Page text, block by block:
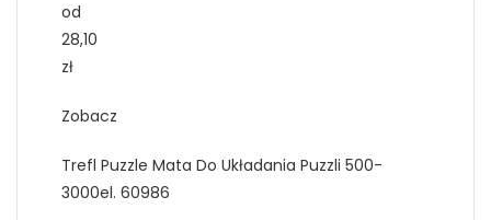
od
28,10
zł
Zobacz
Trefl Puzzle Mata Do Układania Puzzli 500-
3000el. 60986